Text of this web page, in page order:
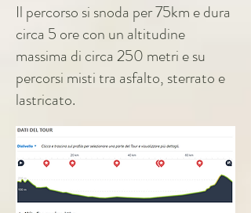
Il percorso si snoda per 75km e dura
circa 5 ore con un altitudine
massima di circa 250 metri e su
percorsi misti tra asfalto, sterrato e
lastricato.